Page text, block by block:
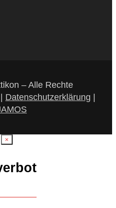
– Alle Rechte
| Datenschutzerklärung |
×